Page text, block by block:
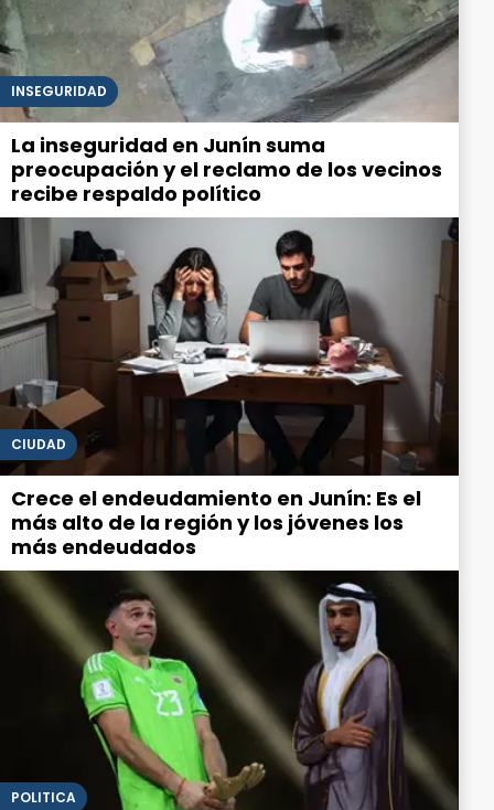
INSEGURIDAD
La inseguridad en Junín suma
preocupación y el reclamo de los vecinos
recibe respaldo político
CIUDAD
Crece el endeudamiento en Junín: Es el
más alto de la región y los jóvenes los
más endeudados
POLITICA